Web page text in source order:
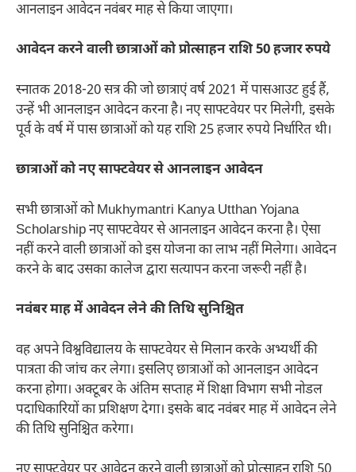
आनलाइन आवेदन नवंबर माह से किया जाएगा।
आवेदन करने वाली छात्राओं को प्रोत्साहन राशि 50 हजार रुपये
स्नातक 2018-20 सत्र की जो छात्राएं वर्ष 2021 में पासआउट हुई हैं,
उन्हें भी आनलाइन आवेदन करना है। नए साफ्टवेयर पर मिलेगी, इसके
पूर्व के वर्ष में पास छात्राओं को यह राशि 25 हजार रुपये निर्धारित थी।
छात्राओं को नए साफ्टवेयर से आनलाइन आवेदन
सभी छात्राओं को Mukhymantri Kanya Utthan Yojana
Scholarship नए साफ्टवेयर से आनलाइन आवेदन करना है। ऐसा
नहीं करने वाली छात्राओं को इस योजना का लाभ नहीं मिलेगा। आवेदन
करने के बाद उसका कालेज द्वारा सत्यापन करना जरूरी नहीं है।
नवंबर माह में आवेदन लेने की तिथि सुनिश्चित
वह अपने विश्वविद्यालय के साफ्टवेयर से मिलान करके अभ्यर्थी की
पात्रता की जांच कर लेगा। इसलिए छात्राओं को आनलाइन आवेदन
करना होगा। अक्टूबर के अंतिम सप्ताह में शिक्षा विभाग सभी नोडल
पदाधिकारियों का प्रशिक्षण देगा। इसके बाद नवंबर माह में आवेदन लेने
की तिथि सुनिश्चित करेगा।